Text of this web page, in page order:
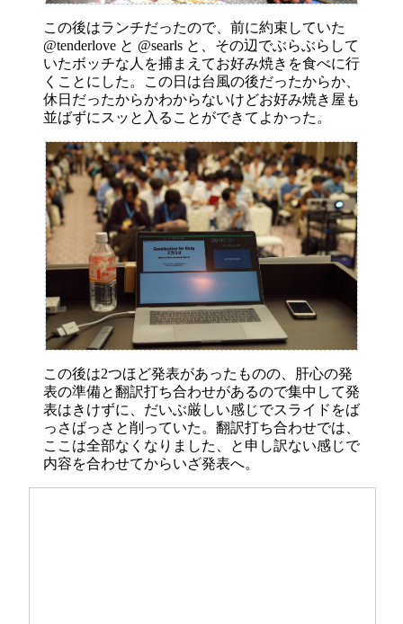
この後はランチだったので、前に約束していた
@tenderlove と @searls と、その辺でぶらぶらして
いたボッチな人を捕まえてお好み焼きを食べに行
くことにした。この日は台風の後だったからか、
休日だったからかわからないけどお好み焼き屋も
並ばずにスッと入ることができてよかった。
この後は2つほど発表があったものの、肝心の発
表の準備と翻訳打ち合わせがあるので集中して発
表はきけずに、だいぶ厳しい感じでスライドをば
っさばっさと削っていた。翻訳打ち合わせでは、
ここは全部なくなりました、と申し訳ない感じで
内容を合わせてからいざ発表へ。